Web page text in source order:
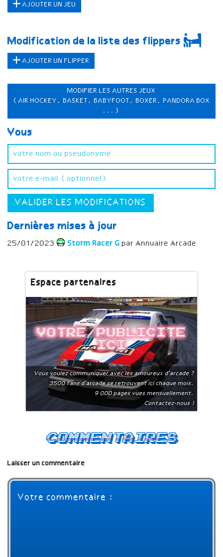
AJOUTER UN JEU
Modification de la liste des flippers
AJOUTER UN FLIPPER
MODIFIER LES AUTRES JEUX
(AIR HOCKEY, BASKET, BABYFOOT, BOXER, PANDORA BOX
...)
Vous
VALIDER LES MODIFICATIONS
Dernières mises à jour
25/01/2023 Storm Racer G par Annuaire Arcade
Espace partenaires
Votre publicite
ici
Vous voulez communiquer avec les amoureux d'arcade ?
3500 fans d'arcade se retrouvent ici chaque mois.
9 000 pages vues mensuellement.
Contactez-nous !
Commentaires
Laisser un commentaire